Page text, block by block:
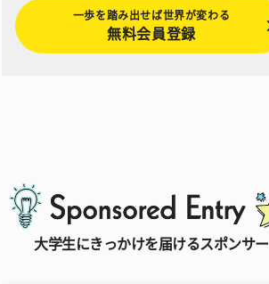
一歩を踏み出せば世界が変わる
無料会員登録
大学生にきっかけを届けるスポンサー